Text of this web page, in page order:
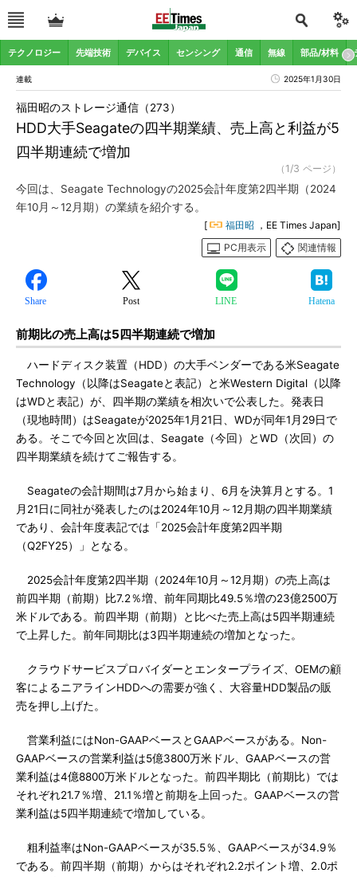
テクノロジー 先端技術 デバイス センシング 通信 無線 部品/材料
連載 2025年1月30日
HDD大手Seagateの四半期業績、売上高と利益が5
四半期連続で増加
福田昭のストレージ通信（273）
（1/3 ページ）
今回は、Seagate Technologyの2025会計年度第2四半期（2024
年10月～12月期）の業績を紹介する。
[ 福田昭 ，EE Times Japan]
PC用表示
関連情報
Share Post LINE Hatena
前期比の売上高は5四半期連続で増加
ハードディスク装置（HDD）の大手ベンダーである米Seagate
Technology（以降はSeagateと表記）と米Western Digital（以降
はWDと表記）が、四半期の業績を相次いで公表した。発表日
（現地時間）はSeagateが2025年1月21日、WDが同年1月29日で
ある。そこで今回と次回は、Seagate（今回）とWD（次回）の
四半期業績を続けてご報告する。
Seagateの会計期間は7月から始まり、6月を決算月とする。1
月21日に同社が発表したのは2024年10月～12月期の四半期業績
であり、会計年度表記では「2025会計年度第2四半期
（Q2FY25）」となる。
2025会計年度第2四半期（2024年10月～12月期）の売上高は
前四半期（前期）比7.2％増、前年同期比49.5％増の23億2500万
米ドルである。前四半期（前期）と比べた売上高は5四半期連続
で上昇した。前年同期比は3四半期連続の増加となった。
クラウドサービスプロバイダーとエンタープライズ、OEMの顧
客によるニアラインHDDへの需要が強く、大容量HDD製品の販
売を押し上げた。
営業利益にはNon-GAAPベースとGAAPベースがある。Non-
GAAPベースの営業利益は5億3800万米ドル、GAAPベースの営
業利益は4億8800万米ドルとなった。前四半期比（前期比）では
それぞれ21.7％増、21.1％増と前期を上回った。GAAPベースの営
業利益は5四半期連続で増加している。
粗利益率はNon-GAAPベースが35.5％、GAAPベースが34.9％
である。前四半期（前期）からはそれぞれ2.2ポイント増、2.0ポ